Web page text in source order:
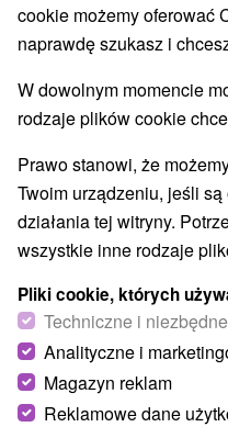
doskonały·89 recenzji
cookie możemy oferować
naprawdę szukasz i
W dowolnym momencie
rodzaje plików cookie
Prawo stanowi, że
Twoim urządzeniu, jeśli
działania tej witryny.
wszystkie inne rodzaje
Pliki cookie, których
Techniczne i
Analityczne i
Magazyn reklam
Reklamowe dane